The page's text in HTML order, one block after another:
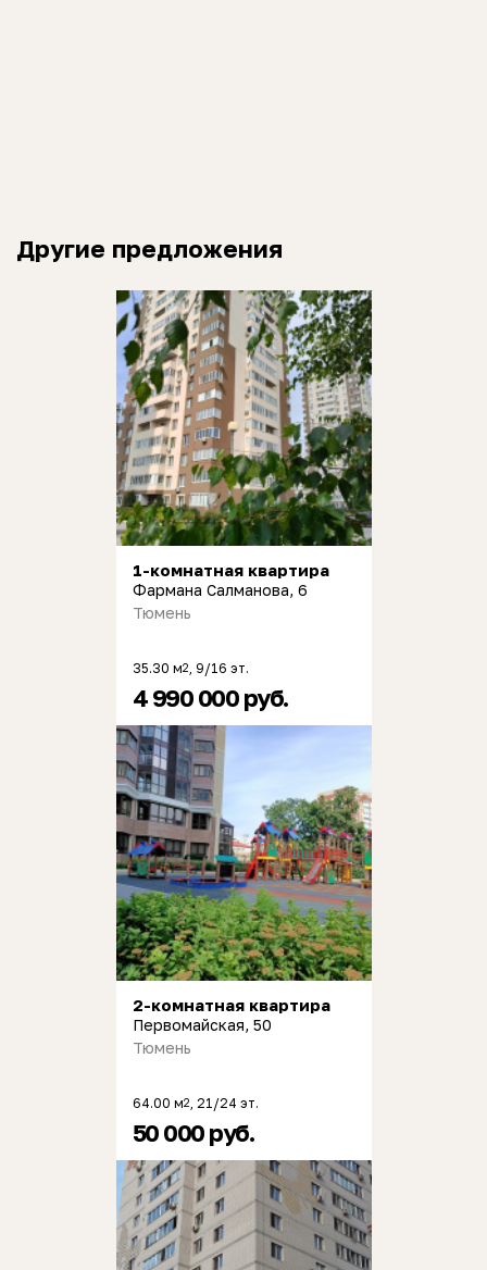
Другие предложения
1-комнатная квартира
Фармана Салманова, 6
Тюмень
35.30 м2 , 9/16 эт.
4 990 000 руб.
2-комнатная квартира
Первомайская, 50
Тюмень
64.00 м2 , 21/24 эт.
50 000 руб.